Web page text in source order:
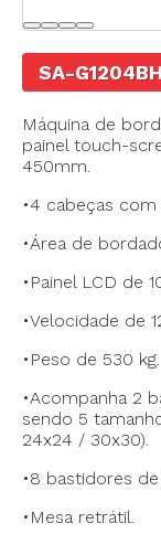
SA-
Máquina de
painel touch-
450mm.
•4 cabeças com
•Área de
•Painel LCD de
•Velocidade de
•Peso de 530 kg.
•Acompanha 2
sendo 5
24x24 / 30x30).
•8 bastidores
•Mesa retrátil.